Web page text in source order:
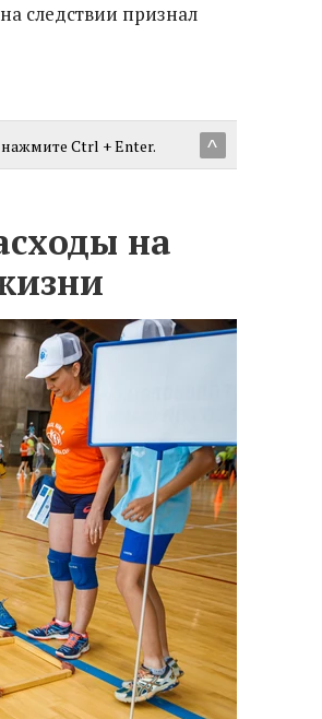
следствии признал
^
Ctrl + Enter.
на